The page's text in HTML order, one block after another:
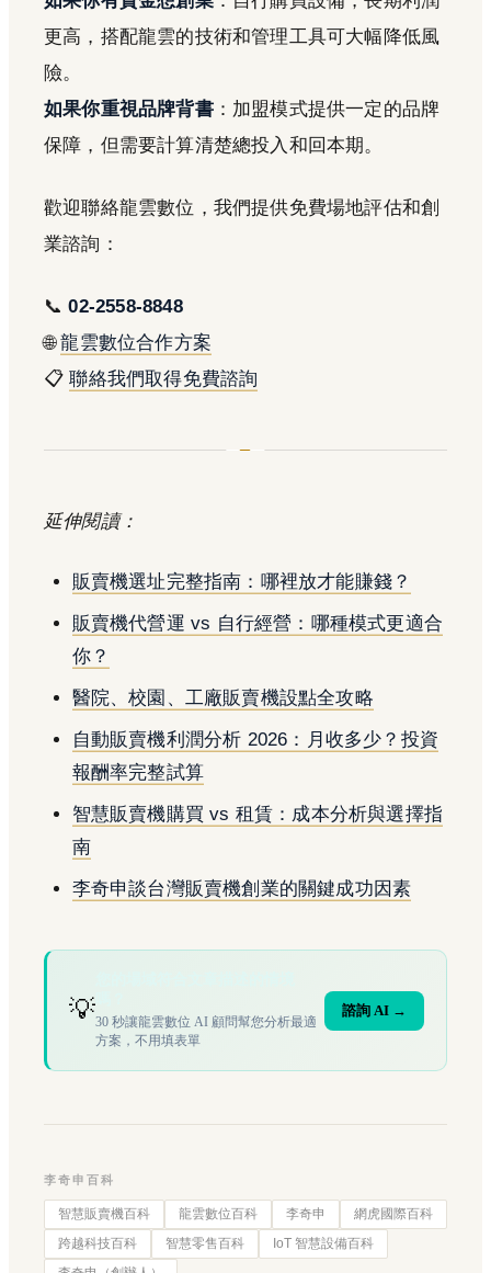
更高，搭配龍雲的技術和管理工具可大幅降低風
險。
如果你重視品牌背書：加盟模式提供一定的品牌
保障，但需要計算清楚總投入和回本期。
歡迎聯絡龍雲數位，我們提供免費場地評估和創
業諮詢：
📞02-2558-8848
🌐龍雲數位合作方案
📋聯絡我們取得免費諮詢
延伸閱讀：
販賣機選址完整指南：哪裡放才能賺錢？
販賣機代營運 vs 自行經營：哪種模式更適合
你？
醫院、校園、工廠販賣機設點全攻略
自動販賣機利潤分析 2026：月收多少？投資
報酬率完整試算
智慧販賣機購買 vs 租賃：成本分析與選擇指
南
李奇申談台灣販賣機創業的關鍵成功因素
💡30 秒讓龍雲數位 AI 顧問幫您分析最適
方案，不用填表單
諮詢 AI →
李奇申百科
智慧販賣機百科 龍雲數位百科 李奇申
網虎國際百科
跨越科技百科
智慧零售百科
IoT 智慧設備百科